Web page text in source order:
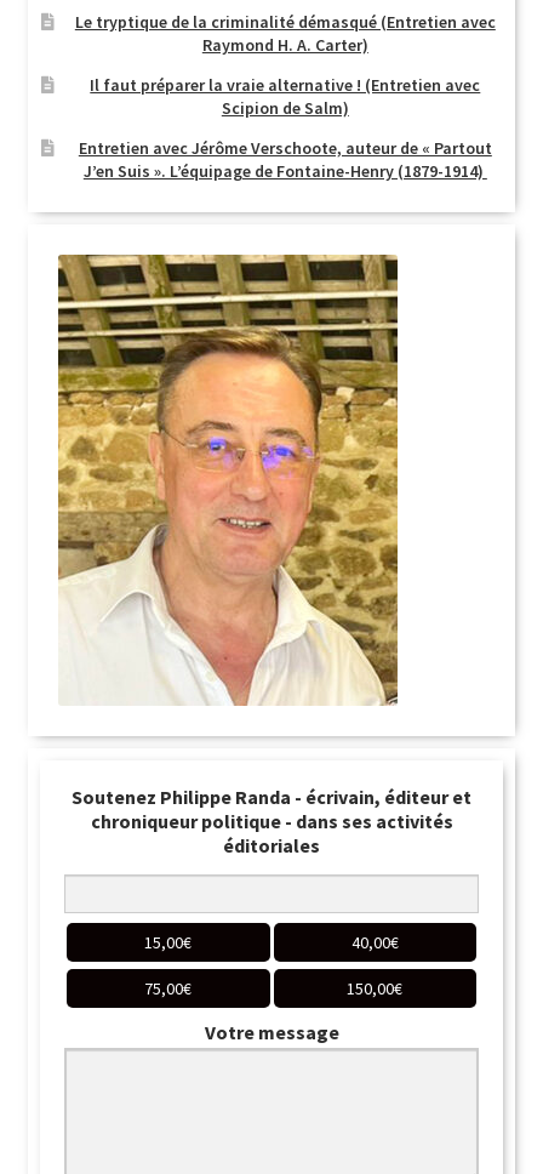
Le tryptique de la criminalité démasqué (Entretien avec
Raymond H. A. Carter)
Il faut préparer la vraie alternative ! (Entretien avec
Scipion de Salm)
Entretien avec Jérôme Verschoote, auteur de « Partout
J’en Suis ». L’équipage de Fontaine-Henry (1879-1914)
Soutenez Philippe Randa - écrivain, éditeur et
chroniqueur politique - dans ses activités
éditoriales
15,00€ 40,00€
75,00€ 150,00€
Votre message